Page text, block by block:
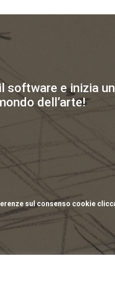
software e inizia
dell’arte!
sul consenso cookie